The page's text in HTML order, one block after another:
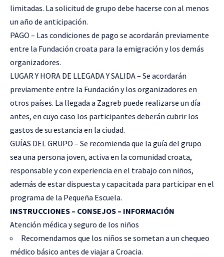
limitadas. La solicitud de grupo debe hacerse con al menos
un año de anticipación.
PAGO – Las condiciones de pago se acordarán previamente
entre la Fundación croata para la emigración y los demás
organizadores.
LUGAR Y HORA DE LLEGADA Y SALIDA – Se acordarán
previamente entre la Fundación y los organizadores en
otros países. La llegada a Zagreb puede realizarse un día
antes, en cuyo caso los participantes deberán cubrir los
gastos de su estancia en la ciudad.
GUÍAS DEL GRUPO – Se recomienda que la guía del grupo
sea una persona joven, activa en la comunidad croata,
responsable y con experiencia en el trabajo con niños,
además de estar dispuesta y capacitada para participar en el
programa de la Pequeña Escuela.
INSTRUCCIONES – CONSEJOS – INFORMACIÓN
Atención médica y seguro de los niños
Recomendamos que los niños se sometan a un chequeo
médico básico antes de viajar a Croacia.